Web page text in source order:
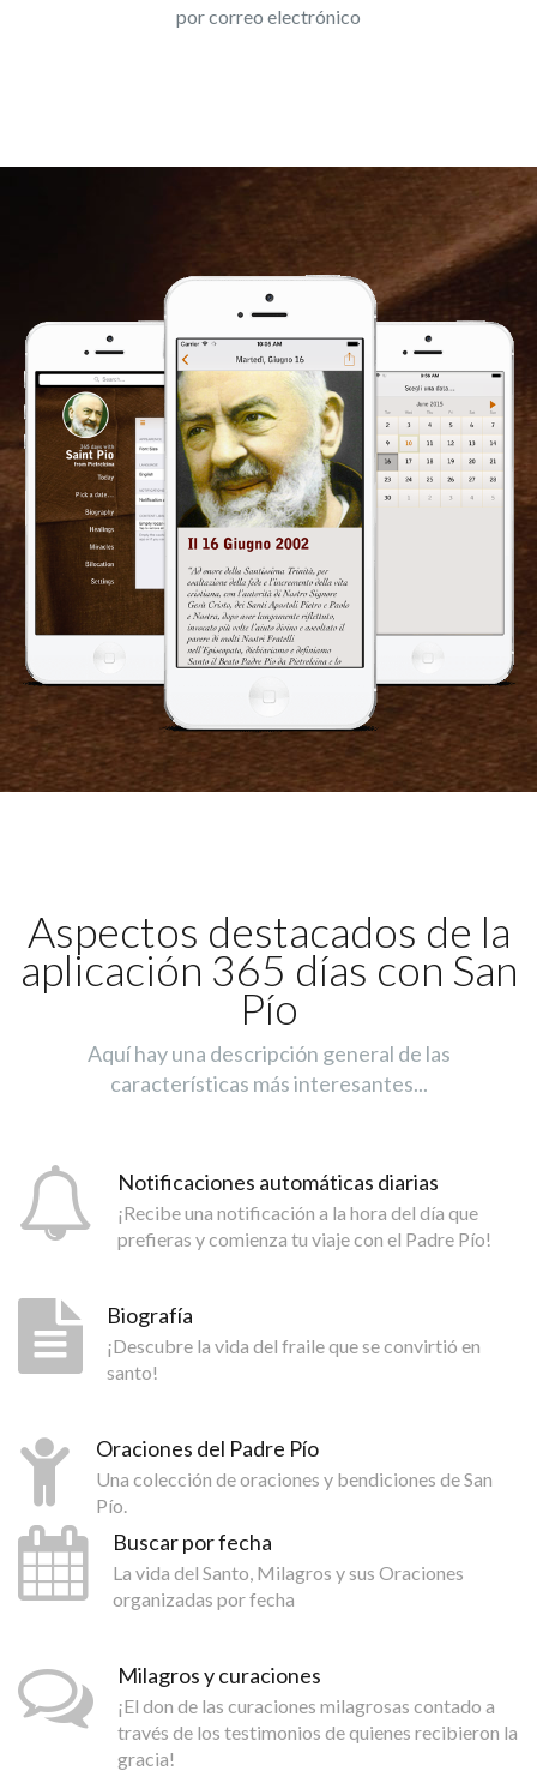
por correo electrónico
Aspectos destacados de la
aplicación 365 días con San
Pío
Aquí hay una descripción general de las
características más interesantes...
Notificaciones automáticas diarias
¡Recibe una notificación a la hora del día que
prefieras y comienza tu viaje con el Padre Pío!
Biografía
¡Descubre la vida del fraile que se convirtió en
santo!
Oraciones del Padre Pío
Una colección de oraciones y bendiciones de San
Pío.
Buscar por fecha
La vida del Santo, Milagros y sus Oraciones
organizadas por fecha
Milagros y curaciones
¡El don de las curaciones milagrosas contado a
través de los testimonios de quienes recibieron la
gracia!